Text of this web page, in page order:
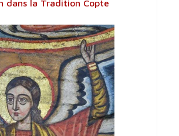
dans la Tradition Copte